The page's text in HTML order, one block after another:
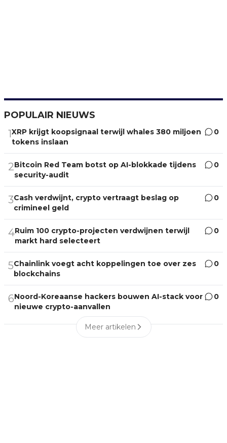
POPULAIR NIEUWS
1XRP krijgt koopsignaal terwijl whales 380 miljoen
tokens inslaan
0
2Bitcoin Red Team botst op AI-blokkade tijdens
security-audit
0
3Cash verdwijnt, crypto vertraagt beslag op
crimineel geld
0
4Ruim 100 crypto-projecten verdwijnen terwijl
markt hard selecteert
0
5Chainlink voegt acht koppelingen toe over zes
blockchains
0
6Noord-Koreaanse hackers bouwen AI-stack voor
nieuwe crypto-aanvallen
0
Meer artikelen